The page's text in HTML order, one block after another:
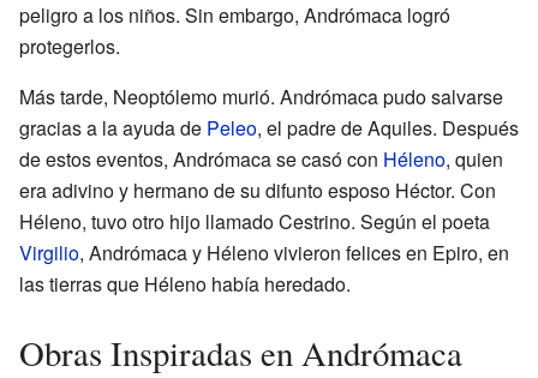
peligro a los niños. Sin embargo, Andrómaca logró
protegerlos.
Más tarde, Neoptólemo murió. Andrómaca pudo salvarse
gracias a la ayuda de Peleo, el padre de Aquiles. Después
de estos eventos, Andrómaca se casó con Héleno, quien
era adivino y hermano de su difunto esposo Héctor. Con
Héleno, tuvo otro hijo llamado Cestrino. Según el poeta
Virgilio, Andrómaca y Héleno vivieron felices en Epiro, en
las tierras que Héleno había heredado.
Obras Inspiradas en Andrómaca